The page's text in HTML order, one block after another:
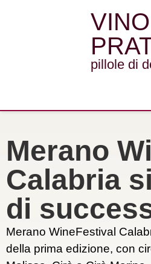
pillole di
Merano
Calabria
di
Merano WineFestival
della prima edizione, con